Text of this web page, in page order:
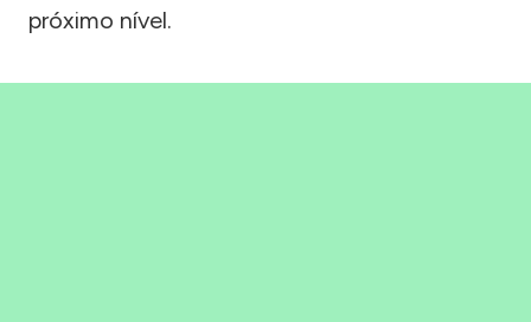
próximo nível.